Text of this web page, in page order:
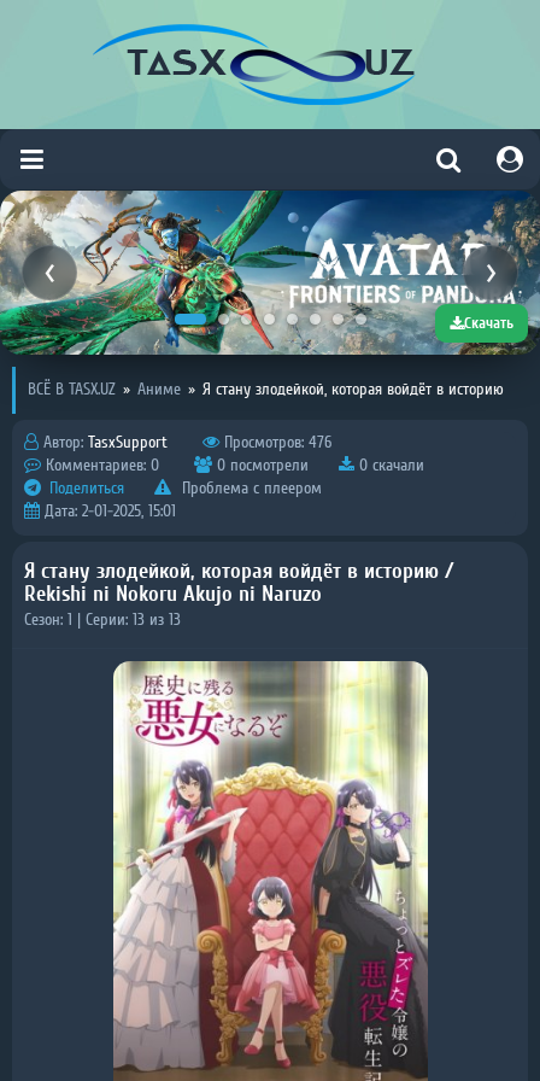
Скачать
ВСЁ В TASX.UZ » Аниме » Я стану злодейкой, которая войдёт в историю
Автор: TasxSupport
Просмотров: 476
Комментариев: 0
0 посмотрели
0 скачали
Поделиться
Проблема с плеером
Дата: 2-01-2025, 15:01
Я стану злодейкой, которая войдёт в историю /
Rekishi ni Nokoru Akujo ni Naruzo
Сезон: 1 | Серии: 13 из 13